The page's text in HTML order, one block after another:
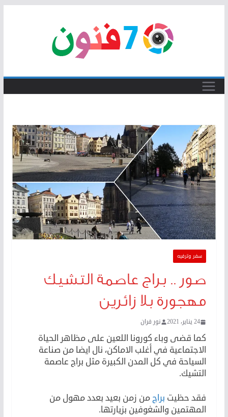
سفر وترفيه
صور .. براج عاصمة التشيك
مهجورة بلا زائرين
24 يناير، 2021 نور فران
كما قضى وباء كورونا اللعين على مظاهر الحياة
الاجتماعية في أغلب الاماكن، نال ايضا من صناعة
السياحة في كل المدن الكبيرة مثل براج عاصمة
التشيك.
فقد حظيت براجمن زمن بعيد بعدد مهول من
المهتمين والشغوفين بزيارتها.